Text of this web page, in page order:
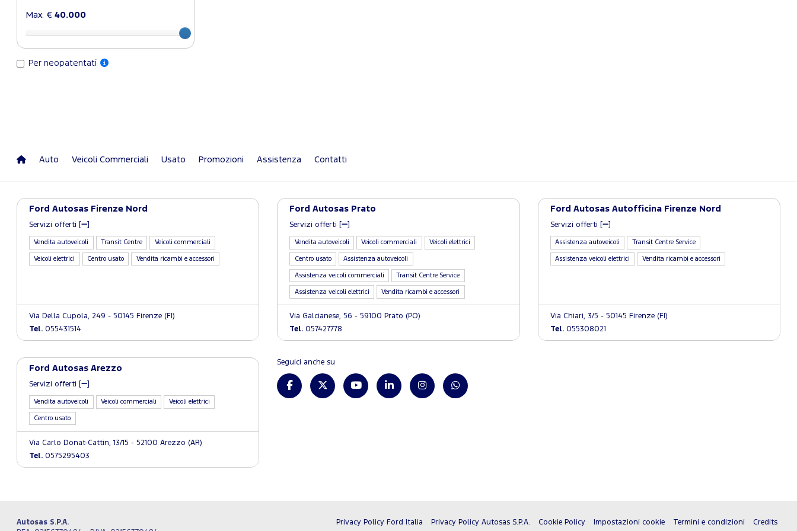
Max: € 40.000
Per neopatentati
Auto Veicoli Commerciali Usato Promozioni Assistenza Contatti
Ford Autosas Firenze Nord
Servizi offerti [
Vendita autoveicoli Transit Centre Veicoli commerciali
Veicoli elettrici Centro usato Vendita ricambi e accessori
Via Della Cupola, 249 - 50145 Firenze (FI)
Tel. 055431514
Ford Autosas Prato
Servizi offerti [
Vendita autoveicoli Veicoli commerciali Veicoli elettrici
Centro usato Assistenza autoveicoli
Assistenza veicoli commerciali Transit Centre Service
Assistenza veicoli elettrici Vendita ricambi e accessori
Via Galcianese, 56 - 59100 Prato (PO)
Tel. 057427778
Ford Autosas Autofficina Firenze Nord
Servizi offerti [ ]
Assistenza autoveicoli Transit Centre Service
Assistenza veicoli elettrici Vendita ricambi e accessori
Via Chiari, 3/5 - 50145 Firenze (FI)
Tel.055308021
Ford Autosas Arezzo
Servizi offerti [
Vendita autoveicoli Veicoli commerciali Veicoli elettrici
Centro usato
Via Carlo Donat-Cattin, 13/15 - 52100 Arezzo (AR)
Tel. 0575295403
Seguici anche su
Autosas S.P.A.
Privacy Policy Ford Italia Privacy Policy Autosas S.P.A. Cookie Policy Impostazioni cookie Termini e condizioni Credits